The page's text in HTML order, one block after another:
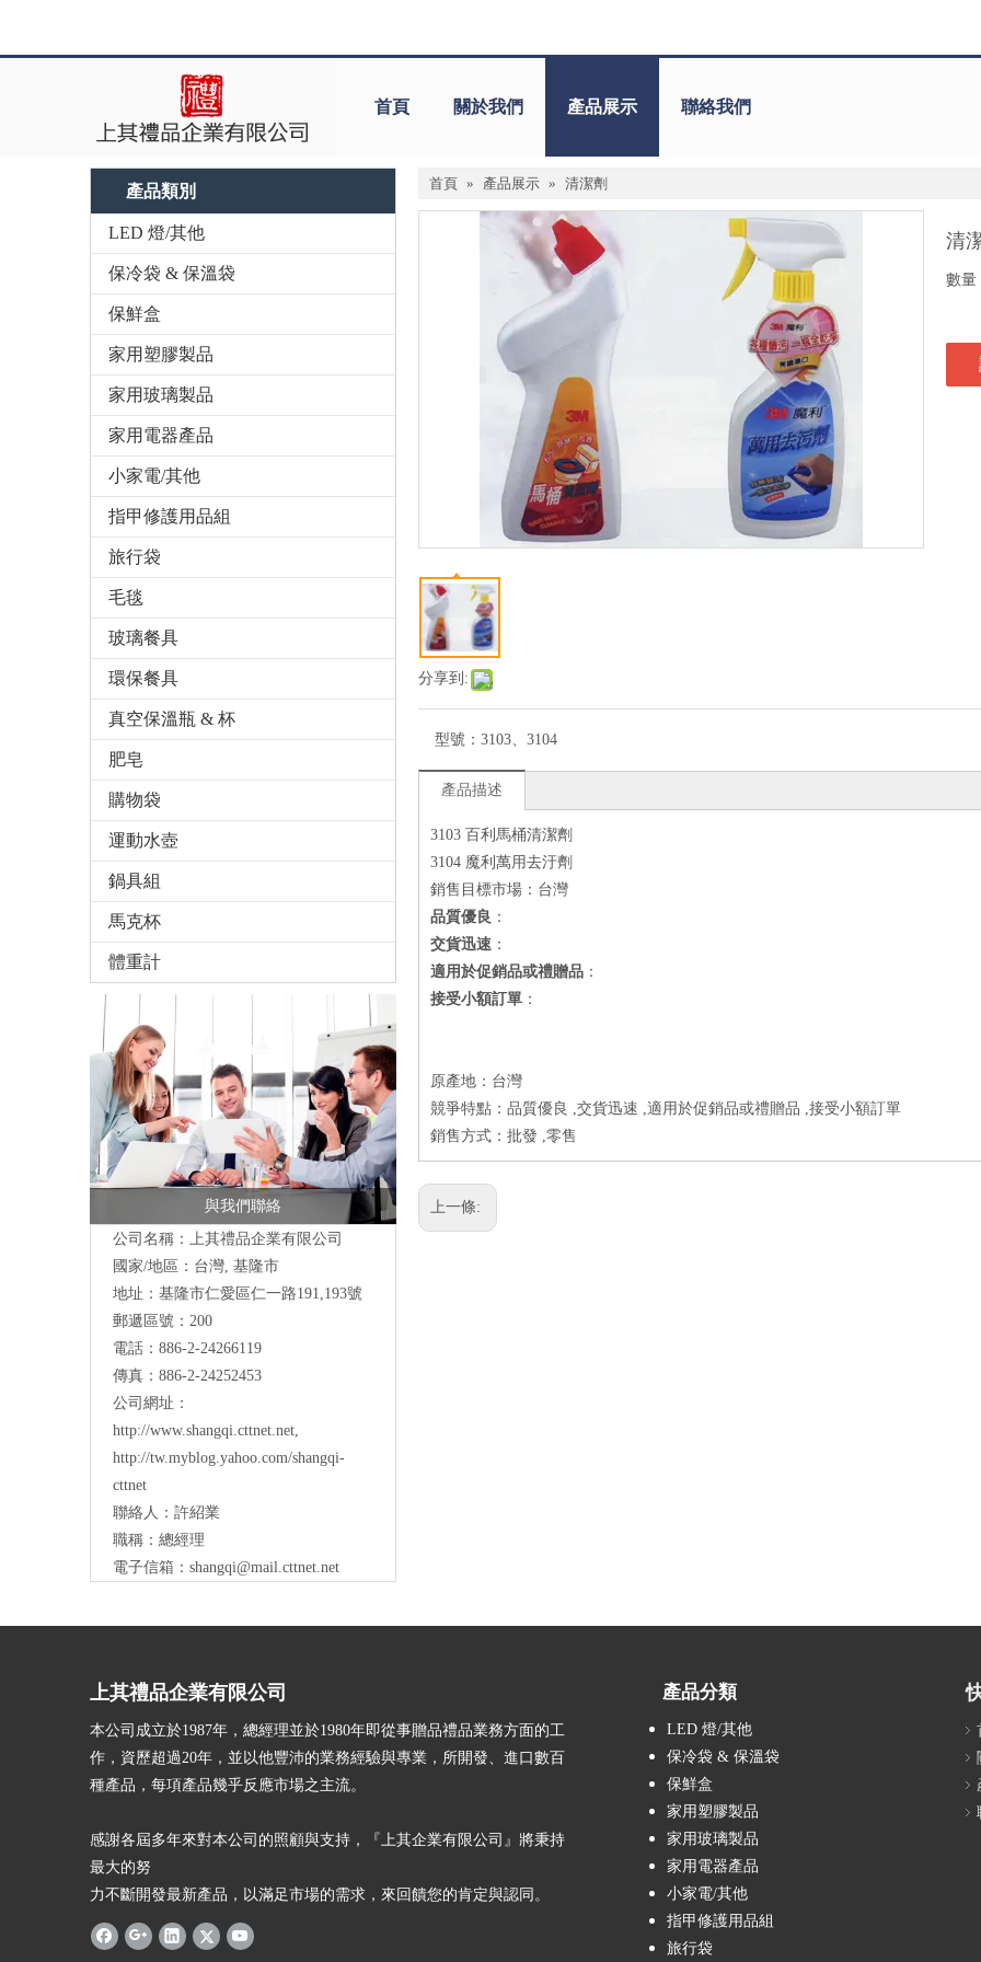
首頁 關於我們 產品展示 聯絡我們
產品類別
LED 燈/其他
保冷袋 & 保溫袋
保鮮盒
家用塑膠製品
家用玻璃製品
家用電器產品
小家電/其他
指甲修護用品組
旅行袋
毛毯
玻璃餐具
環保餐具
真空保溫瓶 & 杯
肥皂
購物袋
運動水壺
鍋具組
馬克杯
體重計
與我們聯絡
公司名稱：上其禮品企業有限公司
國家/地區：台灣, 基隆市
地址： 基隆市仁愛區仁一路191,193號
郵遞區號：200
電話：886-2-24266119
傳真：886-2-24252453
公司網址：
http://www.shangqi.cttnet.net,
http://tw.myblog.yahoo.com/shangqi-
cttnet
聯絡人：許紹業
職稱：總經理
電子信箱： shangqi@mail.cttnet.net
首頁 » 產品展示 » 清潔劑
分享到:
清
數量
型號： 3103、3104
產品描述
3103 百利馬桶清潔劑
3104 魔利萬用去汙劑
銷售目標市場：台灣
品質優良 ：
交貨迅速 ：
適用於促銷品或禮贈品 ：
接受小額訂單 ：
原產地：台灣
競爭特點：品質優良 ,交貨迅速 ,適用於促銷品或禮贈品 ,接受小額訂單
銷售方式：批發 ,零售
上一條:
上其禮品企業有限公司
本公司成立於1987年，總經理並於1980年即從事贈品禮品業務方面的工
作，資歷超過20年，並以他豐沛的業務經驗與專業，所開發、進口數百
種產品，每項產品幾乎反應市場之主流。
感謝各屆多年來對本公司的照顧與支持，『上其企業有限公司』將秉持
最大的努
力不斷開發最新產品，以滿足市場的需求，來回饋您的肯定與認同。
產品分類
LED 燈/其他
保冷袋 & 保溫袋
保鮮盒
家用塑膠製品
家用玻璃製品
家用電器產品
小家電/其他
指甲修護用品組
旅行袋